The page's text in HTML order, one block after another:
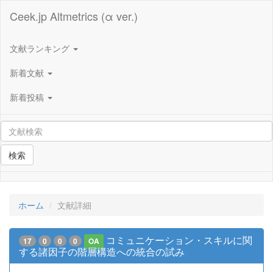
Ceek.jp Altmetrics (α ver.)
文献ランキング
新着文献
新着投稿
検索
ホーム 文献詳細
17 0 0 0 OA
コミュニケーション・スキルに関
する諸因子の階層構造への統合の試み